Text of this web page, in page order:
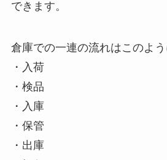
できます。
倉庫での一連の流れはこのよう
・入荷
・検品
・入庫
・保管
・出庫